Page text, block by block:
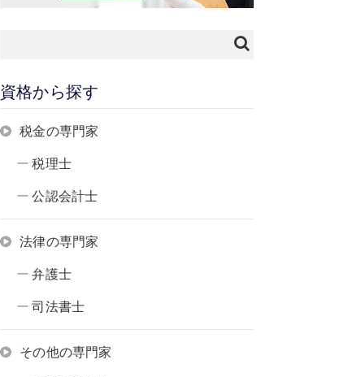
資格から探す
税金の専門家
税理士
公認会計士
法律の専門家
弁護士
司法書士
その他の専門家